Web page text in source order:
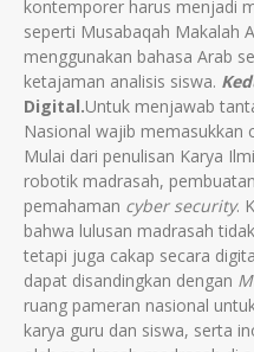
kontemporer harus menjadi
seperti Musabaqah Makalah
menggunakan bahasa Arab
ketajaman analisis siswa.
Digital.Untuk menjawab
Nasional wajib memasukkan
Mulai dari penulisan Karya
robotik madrasah,
pemahaman cyber security.
bahwa lulusan madrasah
tetapi juga cakap secara
dapat disandingkan dengan
ruang pameran nasional
karya guru dan siswa, serta